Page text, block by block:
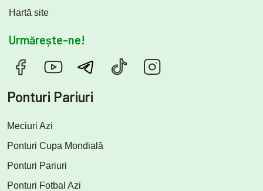
Hartă site
Urmărește-ne!
Ponturi Pariuri
Meciuri Azi
Ponturi Cupa Mondială
Ponturi Pariuri
Ponturi Fotbal Azi